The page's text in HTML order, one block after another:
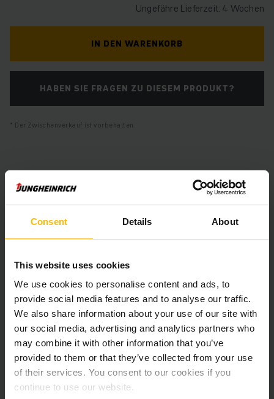
Consent Details About
This website uses cookies
We use cookies to personalise content and ads, to
provide social media features and to analyse our traffic.
We also share information about your use of our site with
our social media, advertising and analytics partners who
may combine it with other information that you’ve
provided to them or that they’ve collected from your use
of their services. You consent to our cookies if you
continue to use our website.
Ungefähre Lieferzeit: 4 Wochen
IN DEN WARENKORB
HABEN SIE FRAGEN ZU DIESEM PRODUKT?
Der Zwischenverkauf ist vorbehalten.
Produktinformationen
Zusammenfassung der technischen Spezifikationen und
Ausstattungen des Fahrzeugs.
Technische Daten
Batterie Blei-Säure, 48 V / 625 Ah
Ladegerät Ja, 48 V / A
Batterie Aufarbeitungsjahr 2025
Baujahr